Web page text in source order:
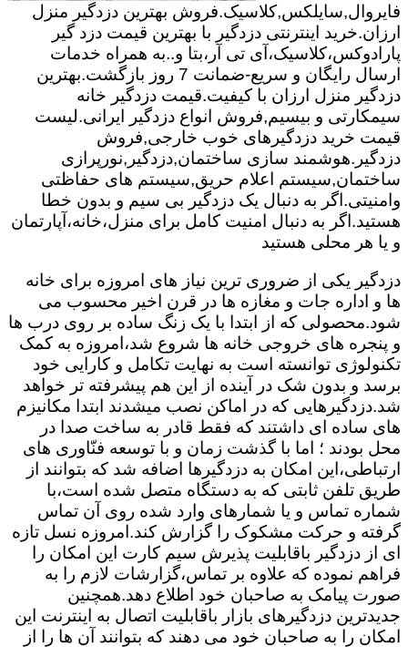
فایروال,سایلکس,کلاسیک.فروش بهترین دزدگیر منزل
ارزان.خرید اینترنتی دزدگیر با بهترین قیمت دزد گیر
پارادوکس،کلاسیک،آی تی آر،بتا و..به همراه خدمات
ارسال رایگان و سریع-ضمانت 7 روز بازگشت.بهترین
دزدگیر منزل ارزان با کیفیت.قیمت دزدگیر خانه
سیمکارتی و بیسیم,فروش انواع دزدگیر ایرانی.لیست
قیمت خرید دزدگیرهای خوب خارجی,فروش
دزدگیر.هوشمند سازی ساختمان,دزدگیر,نورپرازی
ساختمان,سیستم اعلام حریق,سیستم های حفاظتی
وامنیتی.اگر به دنبال یک دزدگیر بی سیم و بدون خطا
هستید.اگر به دنبال امنیت کامل برای منزل،خانه،آپارتمان
و یا هر محلی هستید
دزدگیر یکی از ضروری ترین نیاز های امروزه برای خانه
ها و اداره جات و مغازه ها در قرن اخیر محسوب می
شود.محصولی که از ابتدا با یک زنگ ساده بر روی درب ها
و پنجره های خروجی خانه ها شروع شد،امروزه به کمک
تکنولوژی توانسته است به نهایت تکامل و کارایی خود
برسد و بدون شک در آینده از این هم پیشرفته تر خواهد
شد.دزدگیرهایی که در اماکن نصب میشدند ابتدا مکانیزم
های ساده ای داشتند که فقط قادر به ساخت صدا در
محل بودند ؛ اما با گذشت زمان و با توسعه فنّاوری های
ارتباطی،این امکان به دزدگیرها اضافه شد که بتوانند از
طریق تلفن ثابتی که به دستگاه متصل شده است،با
شماره تماس و یا شمارهای وارد شده روی آن تماس
گرفته و حرکت مشکوک را گزارش کند.امروزه نسل تازه
ای از دزدگیر باقابلیت پذیرش سیم کارت این امکان را
فراهم نموده که علاوه بر تماس،گزارشات لازم را به
صورت پیامک به صاحبان خود اطلاع دهد.همچنین
جدیدترین دزدگیرهای بازار باقابلیت اتصال به اینترنت این
امکان را به صاحبان خود می دهند که بتوانند آن ها را از